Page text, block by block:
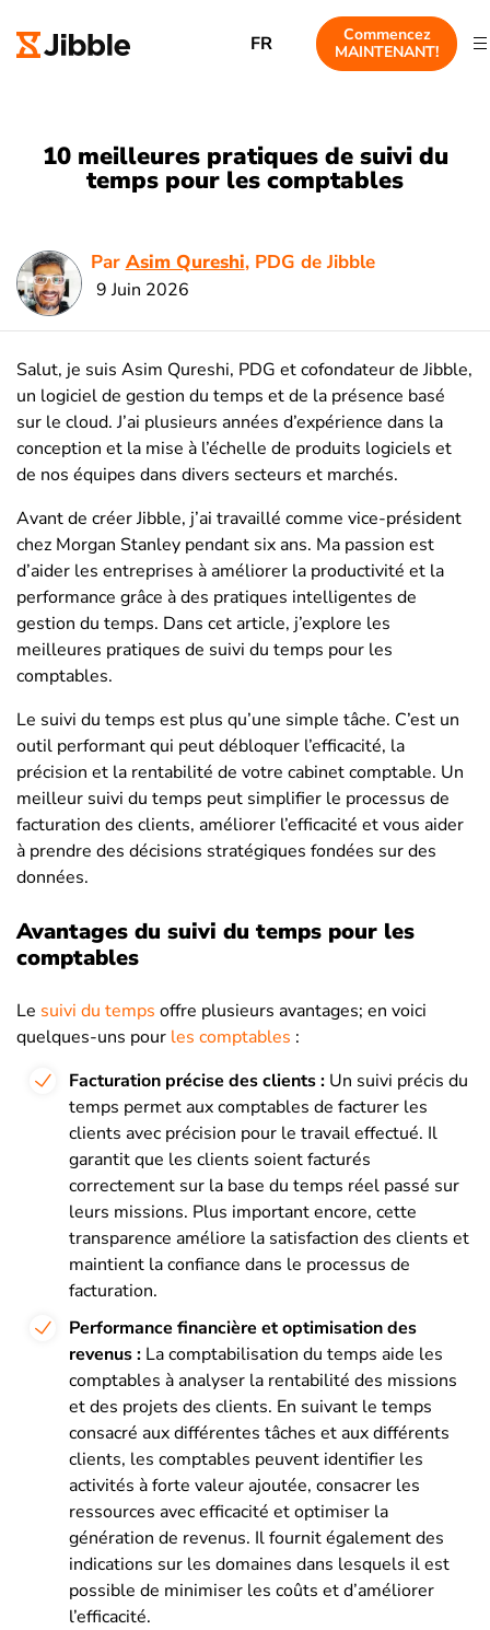
FR
Commencez
MAINTENANT!
10 meilleures pratiques de suivi du
temps pour les comptables
Par Asim Qureshi, PDG de Jibble
9 Juin 2026
Salut, je suis Asim Qureshi, PDG et cofondateur de Jibble,
un logiciel de gestion du temps et de la présence basé
sur le cloud. J’ai plusieurs années d’expérience dans la
conception et la mise à l’échelle de produits logiciels et
de nos équipes dans divers secteurs et marchés.
Avant de créer Jibble, j’ai travaillé comme vice-président
chez Morgan Stanley pendant six ans. Ma passion est
d’aider les entreprises à améliorer la productivité et la
performance grâce à des pratiques intelligentes de
gestion du temps. Dans cet article, j’explore les
meilleures pratiques de suivi du temps pour les
comptables.
Le suivi du temps est plus qu’une simple tâche. C’est un
outil performant qui peut débloquer l’efficacité, la
précision et la rentabilité de votre cabinet comptable. Un
meilleur suivi du temps peut simplifier le processus de
facturation des clients, améliorer l’efficacité et vous aider
à prendre des décisions stratégiques fondées sur des
données.
Avantages du suivi du temps pour les
comptables
Le suivi du temps offre plusieurs avantages; en voici
quelques-uns pour les comptables :
Facturation précise des clients : Un suivi précis du
temps permet aux comptables de facturer les
clients avec précision pour le travail effectué. Il
garantit que les clients soient facturés
correctement sur la base du temps réel passé sur
leurs missions. Plus important encore, cette
transparence améliore la satisfaction des clients et
maintient la confiance dans le processus de
facturation.
Performance financière et optimisation des
revenus : La comptabilisation du temps aide les
comptables à analyser la rentabilité des missions
et des projets des clients. En suivant le temps
consacré aux différentes tâches et aux différents
clients, les comptables peuvent identifier les
activités à forte valeur ajoutée, consacrer les
ressources avec efficacité et optimiser la
génération de revenus. Il fournit également des
indications sur les domaines dans lesquels il est
possible de minimiser les coûts et d’améliorer
l’efficacité.